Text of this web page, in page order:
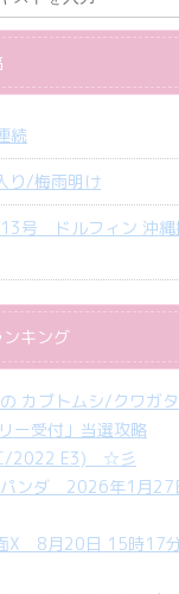
続
り/梅雨明け
号 ドルフィン 沖縄
キング
カブトムシ/クワガタ
ー受付」当選攻略
2022 E3) ☆彡
パンダ 2026年1月27
X 8月20日 15時17